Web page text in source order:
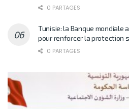
0 PARTAGES
Tunisie: la Banque mondiale
pour renforcer la protection
0 PARTAGES